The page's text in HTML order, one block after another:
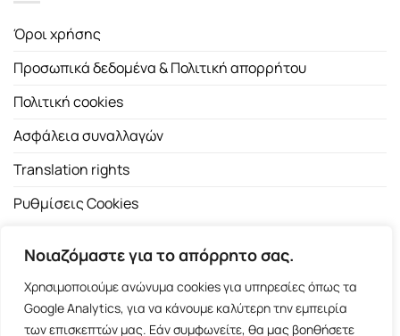
Νοιαζόμαστε για το απόρρητο σας.
Χρησιμοποιούμε ανώνυμα cookies για υπηρεσίες όπως τα
Google Analytics, για να κάνουμε καλύτερη την εμπειρία
των επισκεπτών μας. Εάν συμφωνείτε, θα μας βοηθήσετε
Όροι χρήσης
Προσωπικά δεδομένα & Πολιτική απορρήτου
Πολιτική cookies
Ασφάλεια συναλλαγών
Translation rights
Ρυθμίσεις Cookies